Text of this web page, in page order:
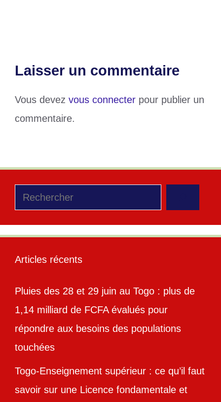
Laisser un commentaire
Vous devez vous connecter pour publier un
commentaire.
Rechercher
Articles récents
Pluies des 28 et 29 juin au Togo : plus de
1,14 milliard de FCFA évalués pour
répondre aux besoins des populations
touchées
Togo-Enseignement supérieur : ce qu’il faut
savoir sur une Licence fondamentale et